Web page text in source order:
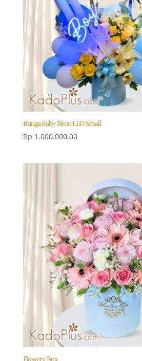
Bunga Baby Neon LED Small
Rp 1.000.000,00
Flowery Box